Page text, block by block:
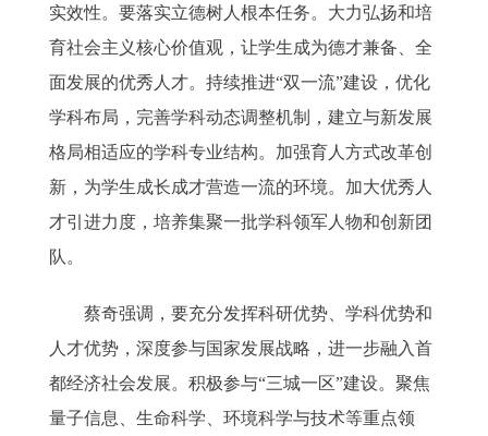
实效性。要落实立德树人根本任务。大力弘扬和培
育社会主义核心价值观，让学生成为德才兼备、全
面发展的优秀人才。持续推进“双一流”建设，优化
学科布局，完善学科动态调整机制，建立与新发展
格局相适应的学科专业结构。加强育人方式改革创
新，为学生成长成才营造一流的环境。加大优秀人
才引进力度，培养集聚一批学科领军人物和创新团
队。
蔡奇强调，要充分发挥科研优势、学科优势和
人才优势，深度参与国家发展战略，进一步融入首
都经济社会发展。积极参与“三城一区”建设。聚焦
量子信息、生命科学、环境科学与技术等重点领